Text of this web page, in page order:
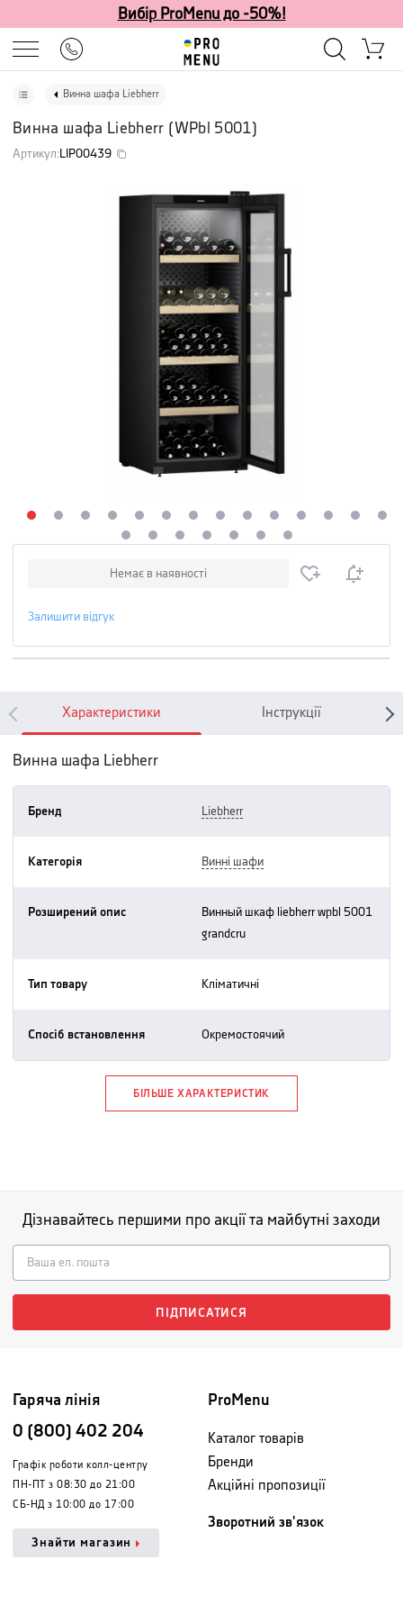
Вибір ProMenu до -50%!
Винна шафа Liebherr
Винна шафа Liebherr (WPbl 5001)
Артикул:LIP00439
Немає в наявності
Залишити відгук
Характеристики Інструкції
Винна шафа Liebherr
Бренд liebherr
Категорія винні шафи
Розширений опис
винный шкаф liebherr wpbl 5001
grandcru
Тип товару кліматичні
Спосіб встановлення окремостоячий
БІЛЬШЕ ХАРАКТЕРИСТИК
Дізнавайтесь першими про акції та майбутні заходи
ПІДПИСАТИСЯ
Гаряча лінія
0 (800) 402 204
Графік роботи колл-центру
ПН-ПТ з 08:30 до 21:00
СБ-НД з 10:00 до 17:00
Знайти магазин
ProMenu
Каталог товарів
Бренди
Акційні пропозиції
Зворотний зв'язок